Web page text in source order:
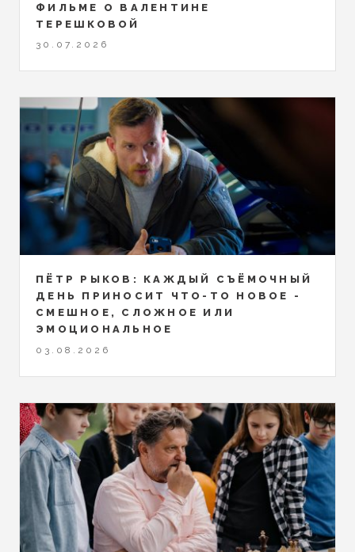
ФИЛЬМЕ О ВАЛЕНТИНЕ
ТЕРЕШКОВОЙ
30.07.2026
ПЁТР РЫКОВ: КАЖДЫЙ СЪЁМОЧНЫЙ
ДЕНЬ ПРИНОСИТ ЧТО-ТО НОВОЕ -
СМЕШНОЕ, СЛОЖНОЕ ИЛИ
ЭМОЦИОНАЛЬНОЕ
03.08.2026